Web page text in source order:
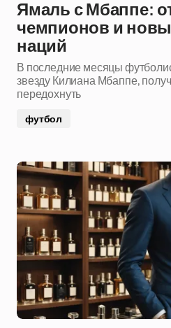
Ямаль с Мбаппе:
чемпионов и
наций
В последние месяцы
звезду Килиана Мбаппе,
передохнуть
футбол